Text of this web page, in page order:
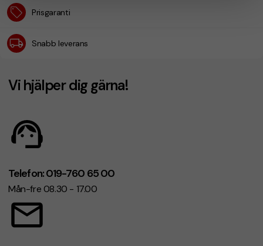
Prisgaranti
Snabb leverans
Vi hjälper dig gärna!
Telefon: 019-760 65 00
Mån-fre 08.30 - 17.00